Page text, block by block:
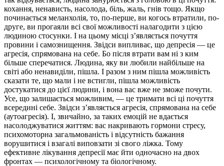
кохання, ненависть, насолода, біль, жаль, гнів тощо. Якщо
починається меланхолія, то, по-перше, ви когось втратили, по-
друге, ви прогаяли всі свої можливості налагодити з цією
людиною стосунки. І на цьому місці з’являється почуття
провини і самознищення. Звідси випливає, що депресія — це
агресія, спрямована на себе. Бо після втрати вам ні з ким
більше сперечатися. Людина, яку ви любили найбільше на
світі або ненавиділи, пішла. І разом з ним пішла можливість
сказати те, що мали і не встигли, пішла можливість
достукатися до цієї людини, і вона вас вже не зможе почути.
Усе, що залишається можливим, — це тримати всі ці почуття
всередині себе. Звідси з’являється агресія, спрямована на себе
(аутоагресія). І, звичайно, за таких емоцій не вдається
насолоджуватися життям: вас накривають гормони стресу,
психомоторна загальмованість і відсутність бажання
ворушитися і взагалі виповзати зі свого ліжка. Тому
ефективне лікування депресії має йти одночасно на двох
фронтах — психологічному та біологічному.